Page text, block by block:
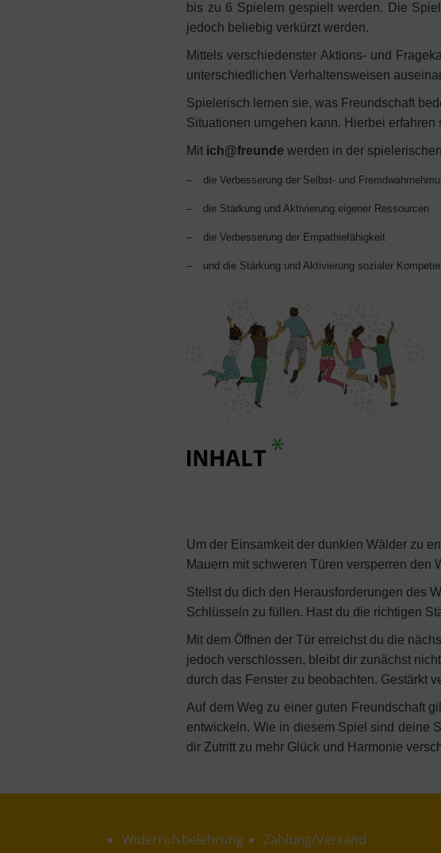
bis zu 6 Spielern gespielt werden. Die
jedoch beliebig verkürzt werden.
Mittels verschiedenster Aktions- und
unterschiedlichen Verhaltensweisen
Spielerisch lernen sie, was Freundschaft
Situationen umgehen kann. Hierbei
Mit ich@freunde werden in der
– die Verbesserung der Selbst- und
– die Stärkung und Aktivierung eigener Ressourcen
– die Verbesserung der Empathiefähigkeit
– und die Stärkung und Aktivierung sozialer
Um der Einsamkeit der dunklen Wälder zu
Mauern mit schweren Türen versperren den
Stellst du dich den Herausforderungen des
Schlüsseln zu füllen. Hast du die richtigen
Mit dem Öffnen der Tür erreichst du die
jedoch verschlossen, bleibt dir zunächst
durch das Fenster zu beobachten. Gestärkt
Auf dem Weg zu einer guten Freundschaft
entwickeln. Wie in diesem Spiel sind deine
dir Zutritt zu mehr Glück und Harmonie
Widerrufsbelehrung
Zahlung/Versand